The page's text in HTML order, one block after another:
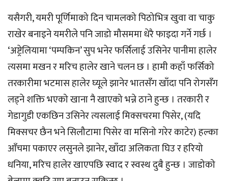
यसैगरी, यमरी पूर्णिमाको दिन चामलको पिठोभित्र खुवा वा चाकु
राखेर बनाइने यमरीले पनि जाडो मौसममा धेरै फाइदा गर्ने गर्छ ।
‘अष्ट्रेलियामा ‘पम्पकिन’ सुप भनेर फर्सिलाई उसिनेर पानीमा हालेर
त्यसमा मखन र मरिच हालेर खाने चलन छ । हामी कहाँ फर्सिको
तरकारीमा भटमास हालेर घ्यूले झानेर भातसँग खाँदा पनि रोगसँग
लड्ने शक्ति भएको खाना नै खाएको भन्ने ठाने हुन्छ । तरकारी र
गेडागुडी एकछिन उसिनेर त्यसलाई मिक्सचरमा पिसेर, (यदि
मिक्सचर छैन भने सिलौटामा पिसेर वा मसिनो गरेर काटेर) हल्का
आँचमा पकाएर लसुनले झानेर, खाँदा अलिकता घिउ र हरियो
धनिया, मरिच हालेर खाएपछि स्वाद र स्वस्थ दुबै हुन्छ । जाडोको